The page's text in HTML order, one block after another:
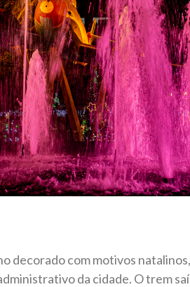
decorado com motivos
da cidade. O trem